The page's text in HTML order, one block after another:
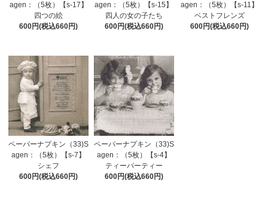
agen：（5枚）【s-17】
四つの絵
600円(税込660円)
agen：（5枚）【s-15】
四人の女の子たち
600円(税込660円)
agen：（5枚）【s-11】
ベストフレンズ
600円(税込660円)
ペーパーナプキン（33)S
agen：（5枚）【s-7】
シェフ
600円(税込660円)
ペーパーナプキン（33)S
agen：（5枚）【s-4】
ティーパーティー
600円(税込660円)